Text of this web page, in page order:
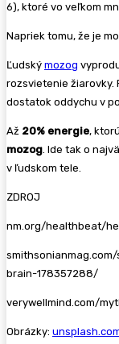
6), ktoré vo veľkom
Napriek tomu, že je
Ľudský mozog
rozsvietenie žiarovky.
dostatok oddychu v
Až 20% energie,
mozog. Ide tak o
v ľudskom tele.
ZDROJ
nm.org/healthbeat/
brain-178357288/
verywellmind.com/
Obrázky: